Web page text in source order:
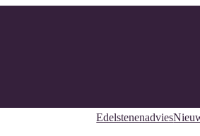
Edelstenenadvies